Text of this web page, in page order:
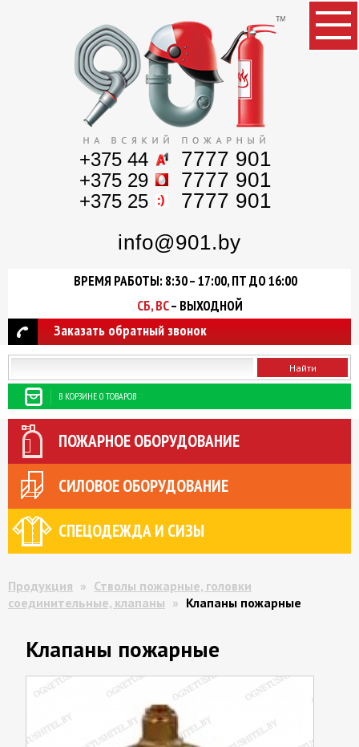
+375 44 7777 901
+375 29 7777 901
+375 25
7777 901
info@901.by
ВРЕМЯ РАБОТЫ: 8:30 – 17:00, ПТ ДО 16:00
СБ, ВС– ВЫХОДНОЙ
Заказать обратный звонок
В КОРЗИНЕ 0 ТОВАРОВ
ПОЖАРНОЕ ОБОРУДОВАНИЕ
СИЛОВОЕ ОБОРУДОВАНИЕ
СПЕЦОДЕЖДА И СИЗЫ
Продукция » Стволы пожарные, головки
соединительные, клапаны » Клапаны пожарные
Клапаны пожарные